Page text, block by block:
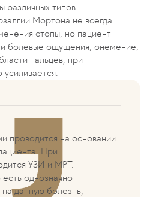
различных типов.
Мортона не всегда
стопы, но пациент
болевые ощущения, онемение,
пальцев; при
проводится на основании
При
УЗИ и МРТ.
однозначно
данную болезнь,